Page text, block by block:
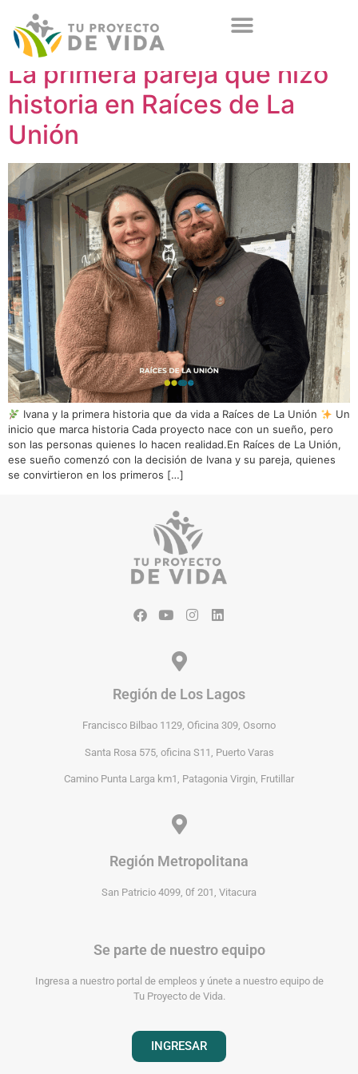
La primera pareja que hizo
historia en Raíces de La
Unión
Ivana y la primera historia que da vida a Raíces de La Unión
Un
inicio que marca historia Cada proyecto nace con un sueño, pero
son las personas quienes lo hacen realidad.En Raíces de La Unión,
ese sueño comenzó con la decisión de Ivana y su pareja, quienes
se convirtieron en los primeros […]
Región de Los Lagos
Francisco Bilbao 1129, Oficina 309, Osorno
Santa Rosa 575, oficina S11, Puerto Varas
Camino Punta Larga km1, Patagonia Virgin, Frutillar
Región Metropolitana
San Patricio 4099, 0f 201, Vitacura
Se parte de nuestro equipo
Ingresa a nuestro portal de empleos y únete a nuestro equipo de
Tu Proyecto de Vida.
INGRESAR